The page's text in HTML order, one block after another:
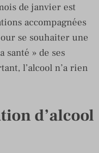
de janvier est
accompagnées
se souhaiter une
santé » de ses
l’alcool n’a rien
d’alcool